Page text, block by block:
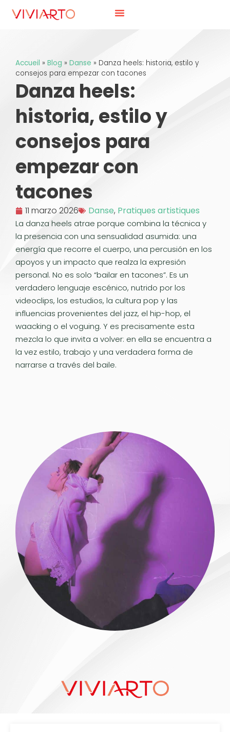
Accueil » Blog » Danse » Danza heels: historia, estilo y
consejos para empezar con tacones
Danza heels:
historia, estilo y
consejos para
empezar con
tacones
11 marzo 2026 Danse, Pratiques artistiques
La danza heels atrae porque combina la técnica y
la presencia con una sensualidad asumida: una
energía que recorre el cuerpo, una percusión en los
apoyos y un impacto que realza la expresión
personal. No es solo “bailar en tacones”. Es un
verdadero lenguaje escénico, nutrido por los
videoclips, los estudios, la cultura pop y las
influencias provenientes del jazz, el hip-hop, el
waacking o el voguing. Y es precisamente esta
mezcla lo que invita a volver: en ella se encuentra a
la vez estilo, trabajo y una verdadera forma de
narrarse a través del baile.